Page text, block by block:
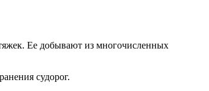
Ее добывают из многочисленных
судорог.